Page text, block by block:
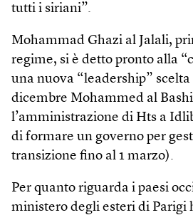
tutti i siriani”.
Mohammad Ghazi al Jalali,
regime, si è detto pronto alla
una nuova “leadership”
dicembre Mohammed al
l’amministrazione di Hts a
di formare un governo per
transizione fino al 1 marzo).
Per quanto riguarda i paesi
ministero degli esteri di Parigi